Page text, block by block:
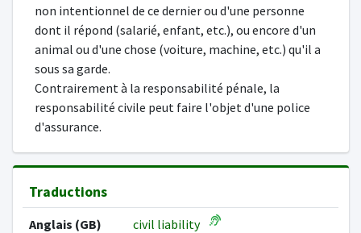
non intentionnel de ce dernier ou d'une personne
dont il répond (salarié, enfant, etc.), ou encore d'un
animal ou d'une chose (voiture, machine, etc.) qu'il a
sous sa garde.
Contrairement à la responsabilité pénale, la
responsabilité civile peut faire l'objet d'une police
d'assurance.
Traductions
Anglais (GB)
civil liability